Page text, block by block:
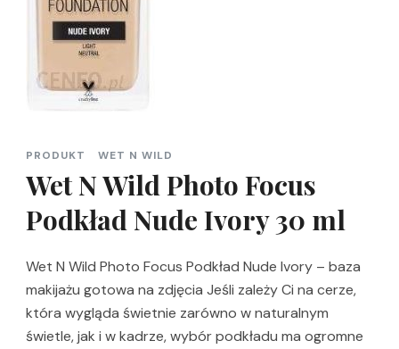
PRODUKT WET N WILD
Wet N Wild Photo Focus
Podkład Nude Ivory 30 ml
Wet N Wild Photo Focus Podkład Nude Ivory – baza
makijażu gotowa na zdjęcia Jeśli zależy Ci na cerze,
która wygląda świetnie zarówno w naturalnym
świetle, jak i w kadrze, wybór podkładu ma ogromne